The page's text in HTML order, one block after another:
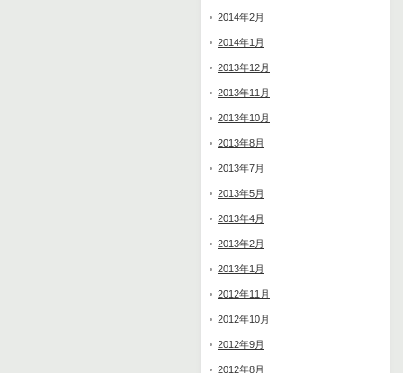
2014年2月
2014年1月
2013年12月
2013年11月
2013年10月
2013年8月
2013年7月
2013年5月
2013年4月
2013年2月
2013年1月
2012年11月
2012年10月
2012年9月
2012年8月